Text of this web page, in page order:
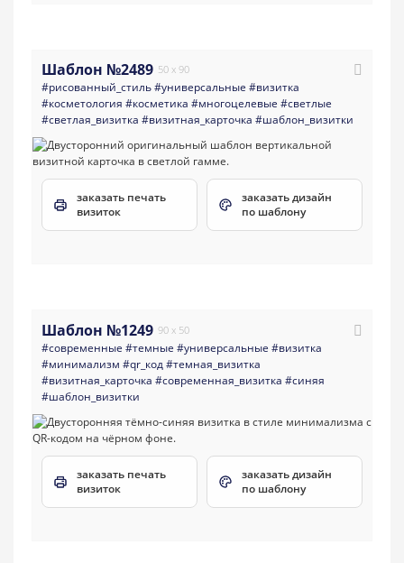
Шаблон №2489 50 x 90
#рисованный_стиль#универсальные #визитка
#косметология #косметика #многоцелевые #светлые
#светлая_визитка #визитная_карточка #шаблон_визитки
заказать печать
визиток
заказать дизайн
по шаблону
Шаблон №1249 90 x 50
#современные #темные #универсальные #визитка
#минимализм #qr_код#темная_визитка
#визитная_карточка #современная_визитка #синяя
#шаблон_визитки
заказать печать
визиток
заказать дизайн
по шаблону